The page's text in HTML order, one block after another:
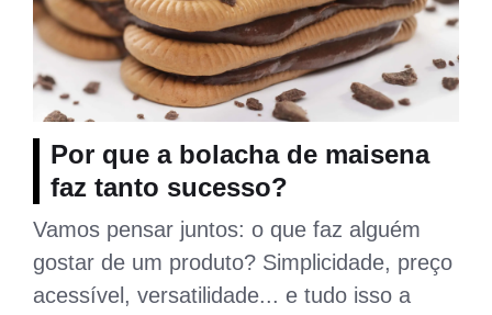
Por que a bolacha de maisena
faz tanto sucesso?
Vamos pensar juntos: o que faz alguém
gostar de um produto? Simplicidade, preço
acessível, versatilidade... e tudo isso a